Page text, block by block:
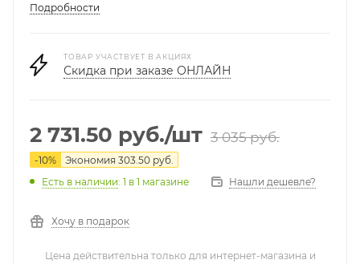
Подробности
ТОВАР УЧАСТВУЕТ В АКЦИЯХ
Скидка при заказе ОНЛАЙН
2 731.50 руб./шт 3 035руб.
-10% Экономия 303.50 руб.
Есть в наличии: 1 в 1 магазине Нашли дешевле?
Хочу в подарок
Цена действительна только для интернет-магазина и